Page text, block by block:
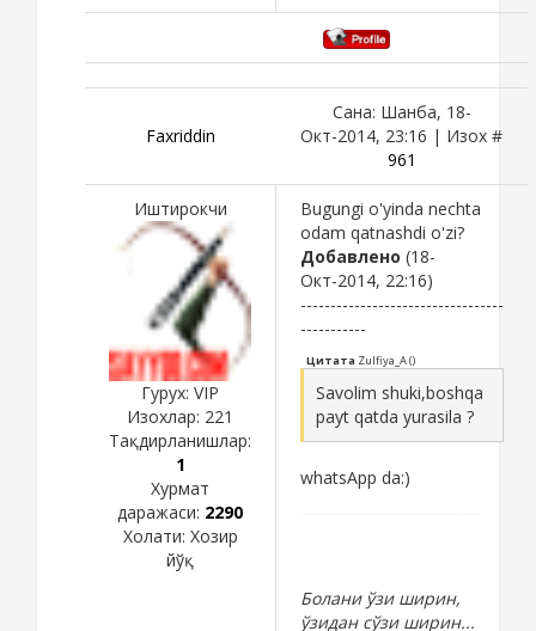
Faxriddin
Сана: Шанба, 18-
Окт-2014, 23:16 | Изох #
961
Иштирокчи
Гурух: VIP
Изохлар: 221
Тақдирланишлар:
1
Хурмат
даражаси: 2290
Холати: Хозир
йўқ
Bugungi o'yinda nechta
odam qatnashdi o'zi?
Добавлено (18-
Окт-2014, 22:16)
----------------------------------
-----------
Цитата Zulfiya_A()
Savolim shuki,boshqa
payt qatda yurasila ?
whatsApp da:)
Болани ўзи ширин,
ўзидан сўзи ширин...